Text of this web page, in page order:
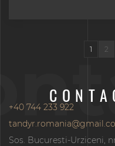
1 2
+40 744 233 922
Sos. Bucuresti-Urziceni,